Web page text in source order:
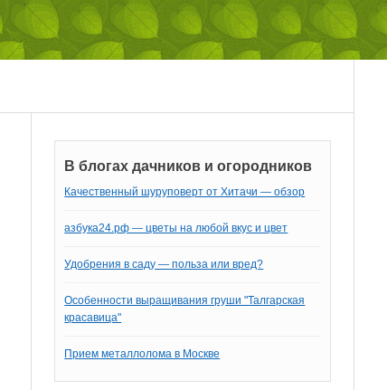
В блогах дачников и огородников
Качественный шуруповерт от Хитачи — обзор
азбука24.рф — цветы на любой вкус и цвет
Удобрения в саду — польза или вред?
Особенности выращивания груши "Талгарская
красавица"
Прием металлолома в Москве